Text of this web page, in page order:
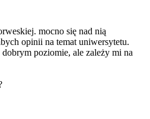
mocno się nad nią
opinii na temat uniwersytetu.
poziomie, ale zależy mi na